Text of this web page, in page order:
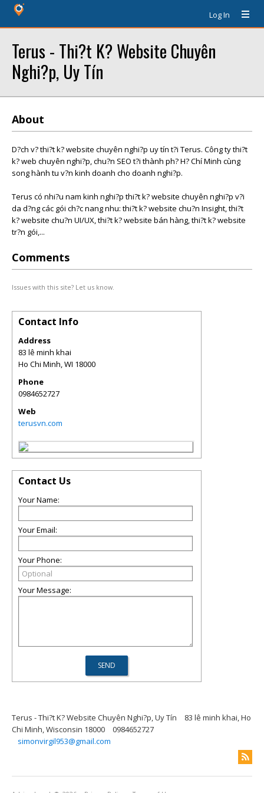
Log In
Terus - Thi?t K? Website Chuyên
Nghi?p, Uy Tín
About
D?ch v? thi?t k? website chuyên nghi?p uy tín t?i Terus. Công ty thi?t
k? web chuyên nghi?p, chu?n SEO t?i thành ph? H? Chí Minh cùng
song hành tu v?n kinh doanh cho doanh nghi?p.
Terus có nhi?u nam kinh nghi?p thi?t k? website chuyên nghi?p v?i
da d?ng các gói ch?c nang nhu: thi?t k? website chu?n Insight, thi?t
k? website chu?n UI/UX, thi?t k? website bán hàng, thi?t k? website
tr?n gói,...
Comments
Issues with this site? Let us know.
Contact Info
Address
83 lê minh khai
Ho Chi Minh,WI 18000
Phone
0984652727
Web
terusvn.com
Contact Us
Your Name:
Your Email:
Your Phone:
Your Message:
Terus - Thi?t K? Website Chuyên Nghi?p, Uy Tín
83 lê minh khai, Ho
Chi Minh, Wisconsin 18000
0984652727
simonvirgil953@gmail.com